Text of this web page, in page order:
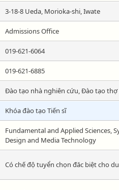
3-18-8 Ueda, Morioka-shi, Iwate
Admissions Office
019-621-6064
019-621-6885
Đào tạo nhà nghiên cứu, Đào tạo
Khóa đào tạo Tiến sĩ
Fundamental and Applied Sciences,
Design and Media Technology
Có chế độ tuyển chọn đăc biệt cho